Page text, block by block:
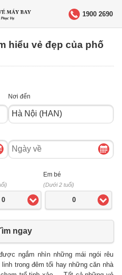
1900 2690
hiểu vẻ đẹp của phố
Nơi đến
Ngày
về
0
Em bé
(Dưới 2 tuổi)
0
ngay
ngắm nhìn những mái ngói rêu
trong đêm tối hay những căn nhà